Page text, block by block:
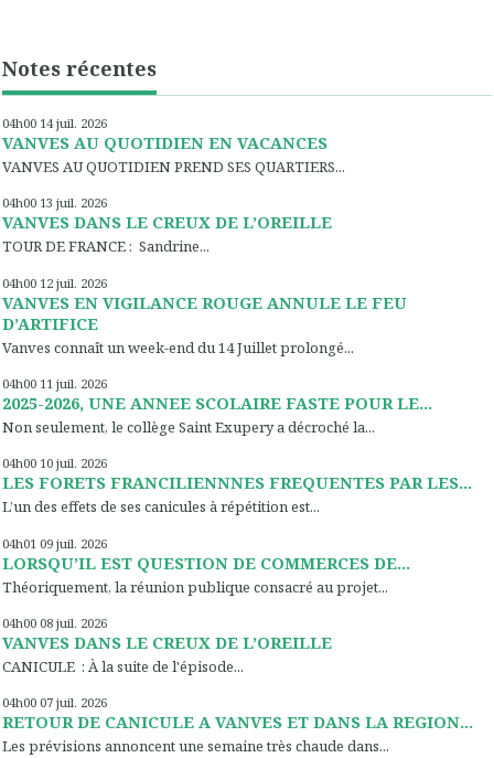
Notes récentes
04h00 14 juil. 2026
VANVES AU QUOTIDIEN EN VACANCES
VANVES AU QUOTIDIEN PREND SES QUARTIERS...
04h00 13 juil. 2026
VANVES DANS LE CREUX DE L’OREILLE
TOUR DE FRANCE : Sandrine...
04h00 12 juil. 2026
VANVES EN VIGILANCE ROUGE ANNULE LE FEU
D’ARTIFICE
Vanves connaît un week-end du 14 Juillet prolongé...
04h00 11 juil. 2026
2025-2026, UNE ANNEE SCOLAIRE FASTE POUR LE...
Non seulement, le collège Saint Exupery a décroché la...
04h00 10 juil. 2026
LES FORETS FRANCILIENNNES FREQUENTES PAR LES...
L’un des effets de ses canicules à répétition est...
04h01 09 juil. 2026
LORSQU’IL EST QUESTION DE COMMERCES DE...
Théoriquement, la réunion publique consacré au projet...
04h00 08 juil. 2026
VANVES DANS LE CREUX DE L’OREILLE
CANICULE : À la suite de l'épisode...
04h00 07 juil. 2026
RETOUR DE CANICULE A VANVES ET DANS LA REGION...
Les prévisions annoncent une semaine très chaude dans...